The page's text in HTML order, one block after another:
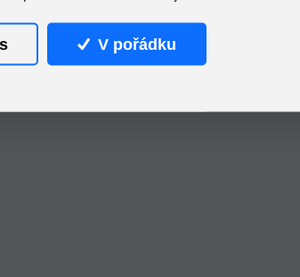
V pořádku